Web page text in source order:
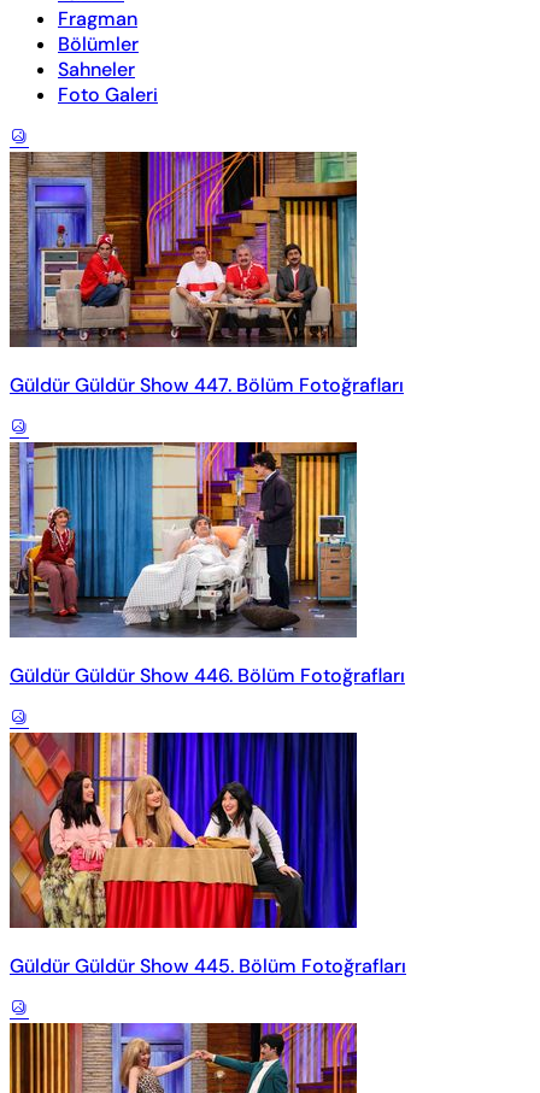
Fragman
Bölümler
Sahneler
Foto Galeri
Güldür Güldür Show 447. Bölüm Fotoğrafları
Güldür Güldür Show 446. Bölüm Fotoğrafları
Güldür Güldür Show 445. Bölüm Fotoğrafları